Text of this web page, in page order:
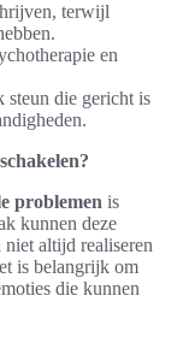
terwijl
en
steun die gericht is
problemen is
kunnen deze
altijd realiseren
is belangrijk om
die kunnen